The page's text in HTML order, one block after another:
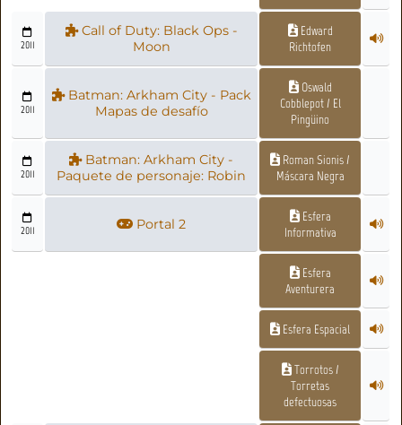
2011
Call of Duty: Black Ops -
Moon
Edward
Richtofen
2011
Batman: Arkham City - Pack
Mapas de desafío
Oswald
Cobblepot / El
Pingüino
2011
Batman: Arkham City -
Paquete de personaje: Robin
Roman Sionis /
Máscara Negra
2011 Portal 2
Esfera
Informativa
Esfera
Aventurera
Esfera Espacial
Torrotos /
Torretas
defectuosas